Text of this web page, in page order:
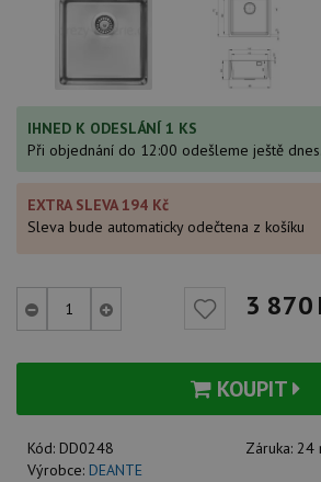
IHNED K ODESLÁNÍ 1 KS
Při objednání do 12:00 odešleme ještě dnes.
EXTRA SLEVA 194 Kč
Sleva bude automaticky odečtena z košíku
3 870
KOUPIT
Kód: DD0248 Záruka: 24
Výrobce: DEANTE